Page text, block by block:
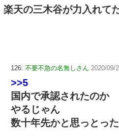
楽天の三木谷が力入れて
126: 不要不急の名無しさん 2020/09/
>>5
国内で承認されたのか
やるじゃん
数十年先かと思っとっ